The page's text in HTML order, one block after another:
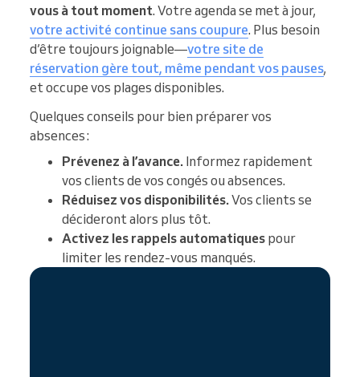
vous à tout moment. Votre agenda se met à jour,
votre activité continue sans coupure. Plus besoin
d’être toujours joignable—votre site de
réservation gère tout, même pendant vos pauses,
et occupe vos plages disponibles.
Quelques conseils pour bien préparer vos
absences :
Prévenez à l’avance. Informez rapidement
vos clients de vos congés ou absences.
Réduisez vos disponibilités.Vos clients se
décideront alors plus tôt.
Activez les rappels automatiques pour
limiter les rendez-vous manqués.